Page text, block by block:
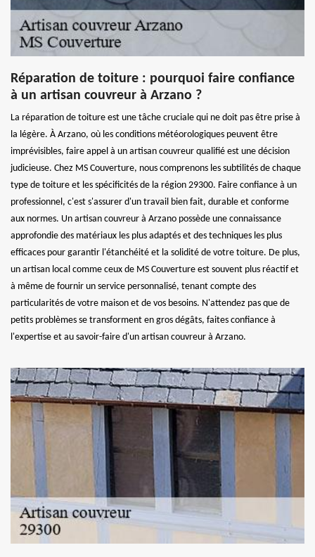
Réparation de toiture : pourquoi faire confiance
à un artisan couvreur à Arzano ?
La réparation de toiture est une tâche cruciale qui ne doit pas être prise à
la légère. À Arzano, où les conditions météorologiques peuvent être
imprévisibles, faire appel à un artisan couvreur qualifié est une décision
judicieuse. Chez MS Couverture, nous comprenons les subtilités de chaque
type de toiture et les spécificités de la région 29300. Faire confiance à un
professionnel, c'est s'assurer d'un travail bien fait, durable et conforme
aux normes. Un artisan couvreur à Arzano possède une connaissance
approfondie des matériaux les plus adaptés et des techniques les plus
efficaces pour garantir l'étanchéité et la solidité de votre toiture. De plus,
un artisan local comme ceux de MS Couverture est souvent plus réactif et
à même de fournir un service personnalisé, tenant compte des
particularités de votre maison et de vos besoins. N'attendez pas que de
petits problèmes se transforment en gros dégâts, faites confiance à
l'expertise et au savoir-faire d'un artisan couvreur à Arzano.